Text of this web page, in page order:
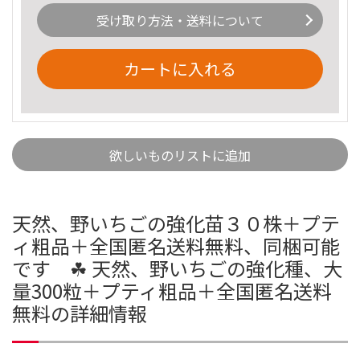
受け取り方法・送料について
カートに入れる
欲しいものリストに追加
天然、野いちごの強化苗３０株＋プテ
ィ粗品＋全国匿名送料無料、同梱可能
です ☘ 天然、野いちごの強化種、大
量300粒＋プティ粗品＋全国匿名送料
無料の詳細情報